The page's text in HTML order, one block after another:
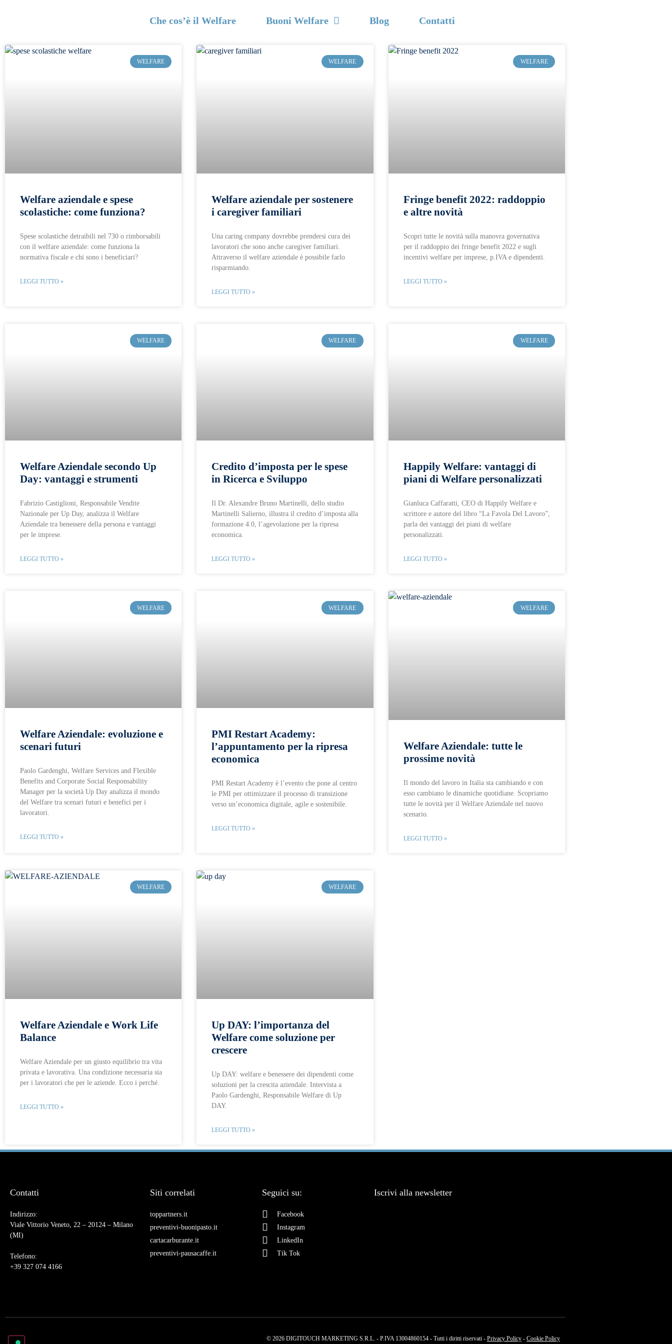
Che cos’è il Welfare Buoni Welfare Blog Contatti
WELFARE
Welfare aziendale e spese
scolastiche: come funziona?
Spese scolastiche detraibili nel 730 o rimborsabili
con il welfare aziendale: come funziona la
normativa fiscale e chi sono i beneficiari?
LEGGI TUTTO »
WELFARE
Welfare aziendale per sostenere
i caregiver familiari
Una caring company dovrebbe prendersi cura dei
lavoratori che sono anche caregiver familiari.
Attraverso il welfare aziendale è possibile farlo
risparmiando.
LEGGI TUTTO »
WELFARE
Fringe benefit 2022: raddoppio
e altre novità
Scopri tutte le novità sulla manovra governativa
per il raddoppio dei fringe benefit 2022 e sugli
incentivi welfare per imprese, p.IVA e dipendenti.
LEGGI TUTTO »
WELFARE
Welfare Aziendale secondo Up
Day: vantaggi e strumenti
Fabrizio Castiglioni, Responsabile Vendite
Nazionale per Up Day, analizza il Welfare
Aziendale tra benessere della persona e vantaggi
per le imprese.
LEGGI TUTTO »
WELFARE
Credito d’imposta per le spese
in Ricerca e Sviluppo
Il Dr. Alexandre Bruno Martinelli, dello studio
Martinelli Salierno, illustra il credito d’imposta alla
formazione 4.0, l’agevolazione per la ripresa
economica.
LEGGI TUTTO »
WELFARE
Happily Welfare: vantaggi di
piani di Welfare personalizzati
Gianluca Caffaratti, CEO di Happily Welfare e
scrittore e autore del libro “La Favola Del Lavoro”,
parla dei vantaggi dei piani di welfare
personalizzati.
LEGGI TUTTO »
WELFARE
Welfare Aziendale: evoluzione e
scenari futuri
Paolo Gardenghi, Welfare Services and Flexible
Benefits and Corporate Social Responsability
Manager per la società Up Day analizza il mondo
del Welfare tra scenari futuri e benefici per i
lavoratori.
LEGGI TUTTO »
WELFARE
PMI Restart Academy:
l’appuntamento per la ripresa
economica
PMI Restart Academy è l’evento che pone al centro
le PMI per ottimizzare il processo di transizione
verso un’economica digitale, agile e sostenibile.
LEGGI TUTTO »
WELFARE
Welfare Aziendale: tutte le
prossime novità
Il mondo del lavoro in Italia sta cambiando e con
esso cambiano le dinamiche quotidiane. Scopriamo
tutte le novità per il Welfare Aziendale nel nuovo
scenario.
LEGGI TUTTO »
WELFARE
Welfare Aziendale e Work Life
Balance
Welfare Aziendale per un giusto equilibrio tra vita
privata e lavorativa. Una condizione necessaria sia
per i lavoratori che per le aziende. Ecco i perché.
LEGGI TUTTO »
WELFARE
Up DAY: l’importanza del
Welfare come soluzione per
crescere
Up DAY: welfare e benessere dei dipendenti come
soluzioni per la crescita aziendale. Intervista a
Paolo Gardenghi, Responsabile Welfare di Up
DAY.
LEGGI TUTTO »
Contatti
Indirizzo:
Viale Vittorio Veneto, 22 – 20124 – Milano
(MI)
Telefono:
+39 327 074 4166
Siti correlati
toppartners.it
preventivi-buonipasto.it
cartacarburante.it
preventivi-pausacaffe.it
Seguici su:
Facebook
Instagram
LinkedIn
Tik Tok
Iscrivi alla newsletter
© 2026 DIGITOUCH MARKETING S.R.L. - P.IVA 13004860154 - Tutti i diritti riservati - Privacy Policy - Cookie Policy